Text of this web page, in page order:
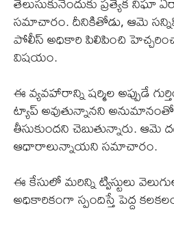
సమాచారం. దీనికితోడు, ఆమె
పోలీస్ అధికారి పిలిపించి
విషయం.
ఈ వ్యవహారాన్ని షర్మిల అప్పుడే
ట్యాప్ అవుతున్నానని అనుమానంతో
తీసుకుందని చెబుతున్నారు. ఆమె
ఆధారాలున్నాయని సమాచారం.
ఈ కేసులో మరిన్ని ట్విస్టులు
అధికారికంగా స్పందిస్తే పెద్ద